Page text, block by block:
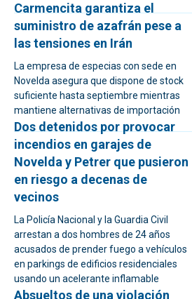
Carmencita garantiza el
suministro de azafrán pese a
las tensiones en Irán
La empresa de especias con sede en
Novelda asegura que dispone de stock
suficiente hasta septiembre mientras
mantiene alternativas de importación
Dos detenidos por provocar
incendios en garajes de
Novelda y Petrer que pusieron
en riesgo a decenas de
vecinos
La Policía Nacional y la Guardia Civil
arrestan a dos hombres de 24 años
acusados de prender fuego a vehículos
en parkings de edificios residenciales
usando un acelerante inflamable
Absueltos de una violación